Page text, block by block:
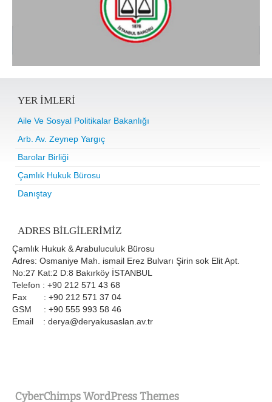
YER IMLERI
Aile Ve Sosyal Politikalar Bakanlığı
Arb. Av. Zeynep Yargıç
Barolar Birliği
Çamlık Hukuk Bürosu
Danıştay
ADRES BILGILERIMIZ
Çamlık Hukuk & Arabuluculuk Bürosu
Adres: Osmaniye Mah. ismail Erez Bulvarı Şirin sok Elit Apt.
No:27 Kat:2 D:8 Bakırköy İSTANBUL
Telefon : +90 212 571 43 68
Fax : +90 212 571 37 04
GSM : +90 555 993 58 46
Email : derya@deryakusaslan.av.tr
CyberChimps WordPress Themes